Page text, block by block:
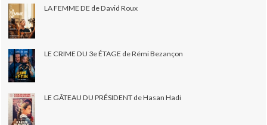
LA FEMME DE de David Roux
LE CRIME DU 3e ÉTAGE de Rémi Bezançon
LE GÂTEAU DU PRÉSIDENT de Hasan Hadi